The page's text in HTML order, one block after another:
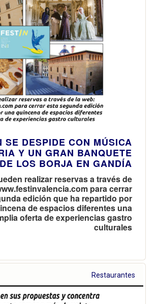
SE DESPIDE CON MÚSICA
Y UN GRAN BANQUETE
LOS BORJA EN GANDÍA
realizar reservas a través de
para cerrar
edición que ha repartido por
de espacios diferentes una
oferta de experiencias gastro
culturales
Restaurantes